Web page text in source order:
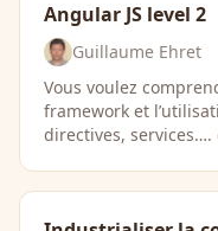
Angular JS level 2
Guillaume Ehret
Vous voulez
framework et
directives, services….